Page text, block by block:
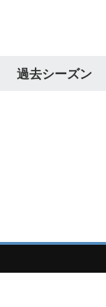
過去シーズン